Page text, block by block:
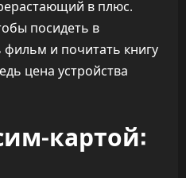
в плюс.
посидеть в
и почитать книгу
цена устройства
картой: